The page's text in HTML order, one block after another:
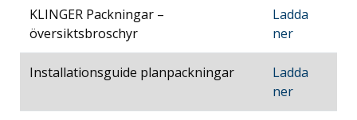
KLINGER Packningar –
översiktsbroschyr
Ladda
ner
Installationsguide planpackningar
Ladda
ner